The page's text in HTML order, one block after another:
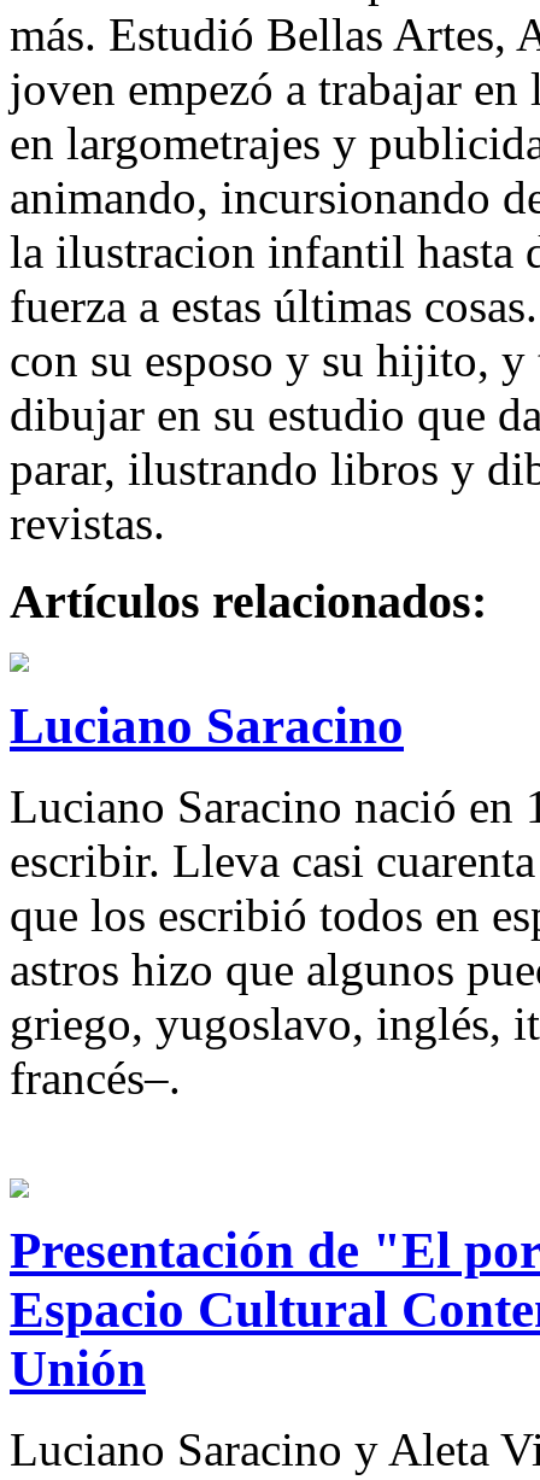
más. Estudió Bellas Artes,
joven empezó a trabajar
en largometrajes y
animando, incursionando
la ilustracion infantil hasta
fuerza a estas últimas
con su esposo y su hijito, y
dibujar en su estudio que
parar, ilustrando libros y
revistas.
Artículos relacionados:
Luciano Saracino
Luciano Saracino nació en
escribir. Lleva casi
que los escribió todos en
astros hizo que algunos
griego, yugoslavo, inglés,
francés–.
Presentación de "El
Espacio Cultural
Unión
Luciano Saracino y Aleta